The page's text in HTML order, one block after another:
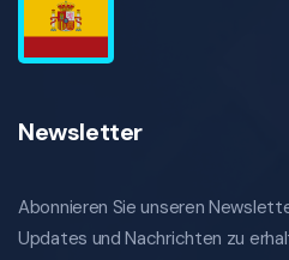
Newsletter
Abonnieren Sie unseren
Updates und Nachrichten zu